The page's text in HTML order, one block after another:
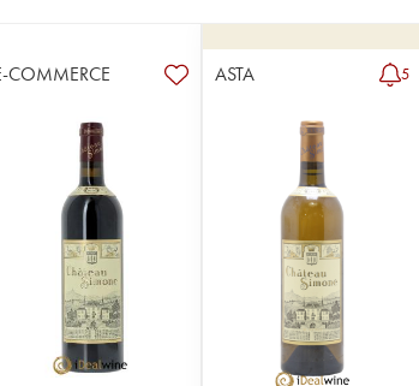
COMMERCE ASTA 5